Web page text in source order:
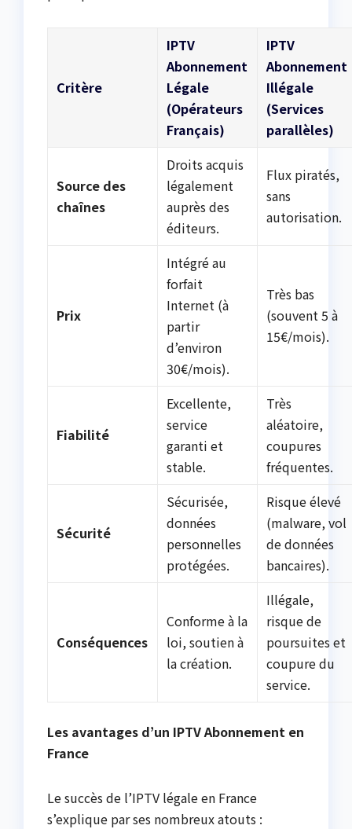
Critère
IPTV
Abonnement
Légale
(Opérateurs
Français)
IPTV
Abonnement
Illégale
(Services
parallèles)
Source des
chaînes
Droits acquis
légalement
auprès des
éditeurs.
Flux piratés,
sans
autorisation.
Prix
Intégré au
forfait
Internet (à
partir
d’environ
30€/mois).
Très bas
(souvent 5 à
15€/mois).
Fiabilité
Excellente,
service
garanti et
stable.
Très
aléatoire,
coupures
fréquentes.
Sécurité
Sécurisée,
données
personnelles
protégées.
Risque élevé
(malware, vol
de données
bancaires).
Conséquences
Conforme à la
loi, soutien à
la création.
Illégale,
risque de
poursuites et
coupure du
service.
Les avantages d’un IPTV Abonnement en
France
Le succès de l’IPTV légale en France
s’explique par ses nombreux atouts :